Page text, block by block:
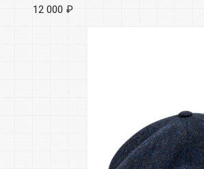
12 000 ₽